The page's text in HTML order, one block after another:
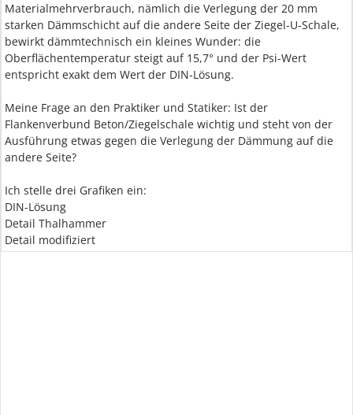
Materialmehrverbrauch, nämlich die Verlegung der 20 mm
starken Dämmschicht auf die andere Seite der Ziegel-U-Schale,
bewirkt dämmtechnisch ein kleines Wunder: die
Oberflächentemperatur steigt auf 15,7° und der Psi-Wert
entspricht exakt dem Wert der DIN-Lösung.
Meine Frage an den Praktiker und Statiker: Ist der
Flankenverbund Beton/Ziegelschale wichtig und steht von der
Ausführung etwas gegen die Verlegung der Dämmung auf die
andere Seite?
Ich stelle drei Grafiken ein:
DIN-Lösung
Detail Thalhammer
Detail modifiziert